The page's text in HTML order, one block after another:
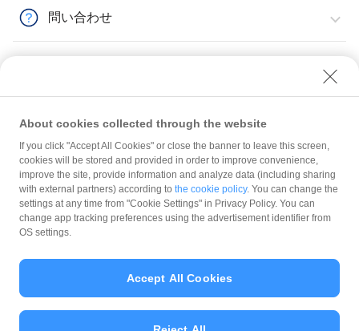
問い合わせ
その他
PayPayポイントAPI
【PayPayポイントAPI】前受金の返金を依頼したい
規約
ガイドライン
About cookies collected through the website
If you click "Accept All Cookies" or close the banner to leave this screen,
cookies will be stored and provided in order to improve convenience,
improve the site, provide information and analyze data (including sharing
with external partners) according to the cookie policy. You can change the
settings at any time from "Cookie Settings" in Privacy Policy. You can
change app tracking preferences using the advertisement identifier from
OS settings.
Accept All Cookies